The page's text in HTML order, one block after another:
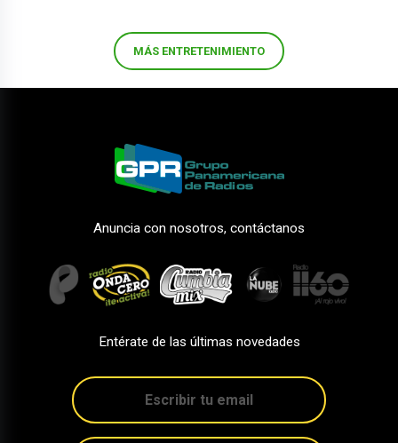
MÁS ENTRETENIMIENTO
Anuncia con nosotros, contáctanos
Entérate de las últimas novedades